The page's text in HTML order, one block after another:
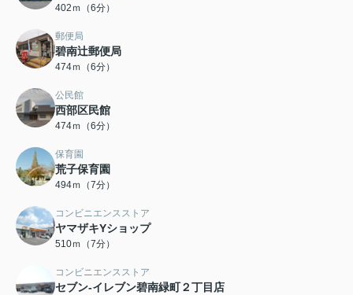
402ｍ（6分）
郵便局
碧南辻郵便局
474ｍ（6分）
公民館
西部区民館
474ｍ（6分）
保育園
荒子保育園
494ｍ（7分）
コンビニエンスストア
ヤマザキYショップ
510ｍ（7分）
コンビニエンスストア
セブン-イレブン碧南緑町２丁目店